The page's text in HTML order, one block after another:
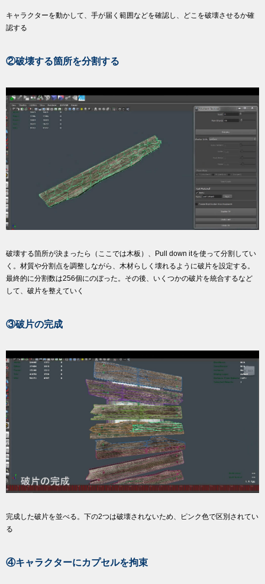
キャラクターを動かして、手が届く範囲などを確認し、どこを破壊させるか確
認する
②破壊する箇所を分割する
破壊する箇所が決まったら（ここでは木板）、Pull down itを使って分割してい
く。材質や分割点を調整しながら、木材らしく壊れるように破片を設定する。
最終的に分割数は256個にのぼった。その後、いくつかの破片を統合するなど
して、破片を整えていく
③破片の完成
完成した破片を並べる。下の2つは破壊されないため、ピンク色で区別されてい
る
④キャラクターにカプセルを拘束